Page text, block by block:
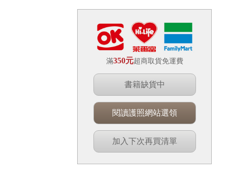
滿350元超商取貨免運費
書籍缺貨中
閱讀護照網站選領
加入下次再買清單